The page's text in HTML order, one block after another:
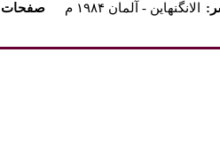
:صفحات الانگنهاين - آلمان ۱۹۸۴ م